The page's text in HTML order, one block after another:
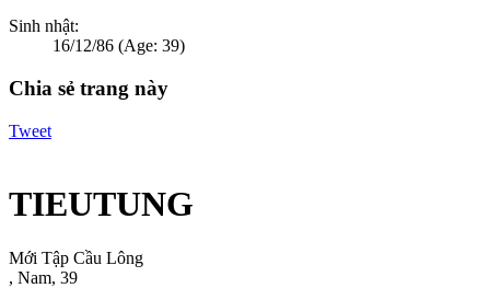
Sinh nhật:
16/12/86 (Age: 39)
Chia sẻ trang này
Tweet
TIEUTUNG
Mới Tập Cầu Lông
, Nam, 39